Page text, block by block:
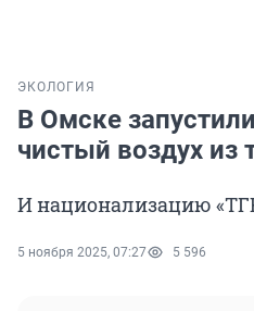
ЭКОЛОГИЯ
В Омске
чистый воздух из
И национализацию
5 ноября 2025, 07:27 5 596